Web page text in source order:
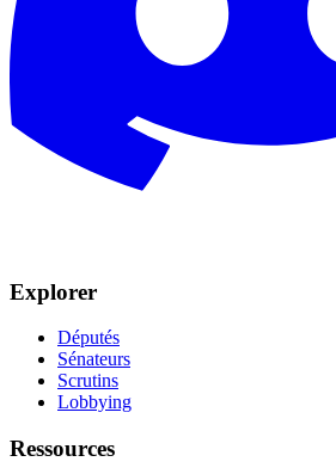
Explorer
Députés
Sénateurs
Scrutins
Lobbying
Ressources